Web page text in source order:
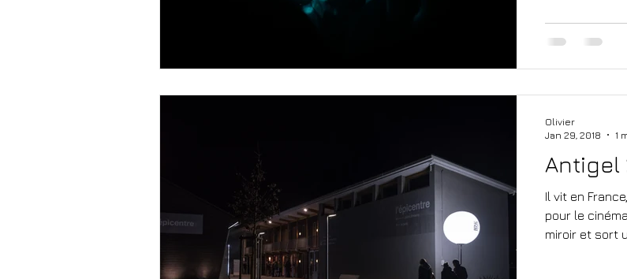
Antigel
Il vit en
pour le
miroir et sort
Olivier
Jan 29, 2018
1